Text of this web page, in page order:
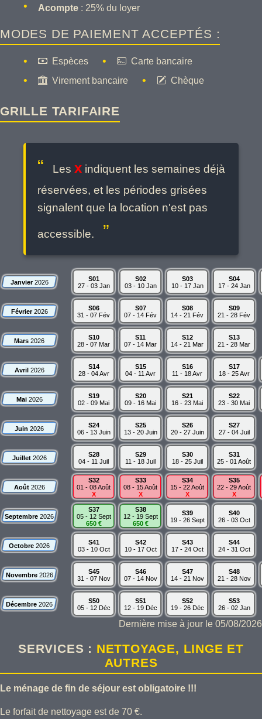
Acompte : 25% du loyer
MODES DE PAIEMENT ACCEPTÉS :
Espèces
Carte bancaire
Virement bancaire
Chèque
GRILLE TARIFAIRE
Les x indiquent les semaines déjà
réservées, et les périodes grisées
signalent que la location n'est pas
accessible.
Janvier2026
S01
27 - 03 Jan
S02
03 - 10 Jan
S03
10 - 17 Jan
S04
17 - 24 Jan
Février2026
S06
31 - 07 Fév
S07
07 - 14 Fév
S08
14 - 21 Fév
S09
21 - 28 Fév
Mars 2026
S10
28 - 07 Mar
S11
07 - 14 Mar
S12
14 - 21 Mar
S13
21 - 28 Mar
Avril2026
S14
28 - 04 Avr
S15
04 - 11 Avr
S16
11 - 18 Avr
S17
18 - 25 Avr
Mai2026
S19
02 - 09 Mai
S20
09 - 16 Mai
S21
16 - 23 Mai
S22
23 - 30 Mai
Juin 2026
S24
06 - 13 Juin
S25
13 - 20 Juin
S26
20 - 27 Juin
S27
27 - 04 Juil
Juillet2026
S28
04 - 11 Juil
S29
11 - 18 Juil
S30
18 - 25 Juil
S31
25 - 01 Août
Août2026
S32
01 - 08 Août
X
S33
08 - 15 Août
X
S34
15 - 22 Août
X
S35
22 - 29 Août
X
Septembre 2026
S37
05 - 12 Sept
650 €
S38
12 - 19 Sept
650 €
S39
19 - 26 Sept
S40
26 - 03 Oct
Octobre 2026
S41
03 - 10 Oct
S42
10 - 17 Oct
S43
17 - 24 Oct
S44
24 - 31 Oct
Novembre2026
S45
31 - 07 Nov
S46
07 - 14 Nov
S47
14 - 21 Nov
S48
21 - 28 Nov
Décembre 2026
S50
05 - 12 Déc
S51
12 - 19 Déc
S52
19 - 26 Déc
S53
26 - 02 Jan
Dernière mise à jour le 05/08/2026
SERVICES : NETTOYAGE, LINGE ET
AUTRES
Le ménage de fin de séjour est obligatoire !!!
Le forfait de nettoyage est de 70 €.